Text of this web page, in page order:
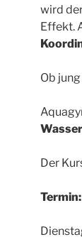
wird
Effekt.
Ob
Der
Termin: